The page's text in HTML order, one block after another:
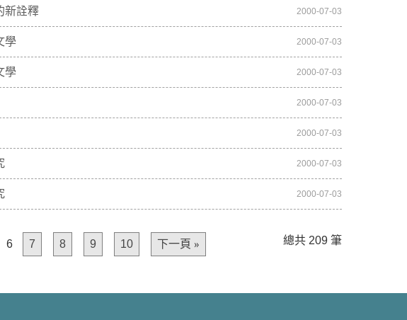
新詮釋 2000-07-03
學 2000-07-03
學 2000-07-03
2000-07-03
2000-07-03
2000-07-03
2000-07-03
6 7 8 9 10 下一頁 » 總共 209 筆